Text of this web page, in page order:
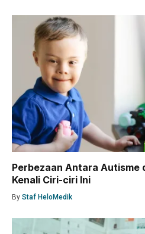
Perbezaan Antara Autisme
Kenali Ciri-ciri Ini
By Staf HeloMedik